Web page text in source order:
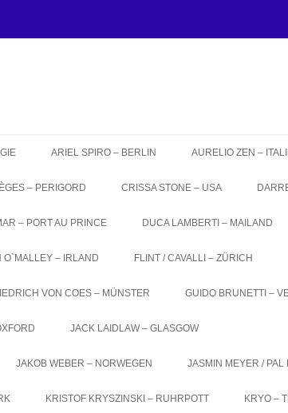
ARIEL SPIRO – BERLIN AURELIO ZEN –
– PERIGORD CRISSA STONE – USA
– PORT AU PRINCE DUCA LAMBERTI – MAILAND
O`MALLEY – IRLAND FLINT / CAVALLI – ZÜRICH
VON COES – MÜNSTER GUIDO BRUNETTI –
JACK LAIDLAW – GLASGOW
JAKOB WEBER – NORWEGEN JASMIN MEYER / PAL
KRISTOF KRYSZINSKI – RUHRPOTT KRYO –